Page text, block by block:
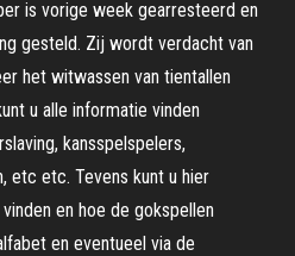
is vorige week gearresteerd en
gesteld. Zij wordt verdacht van
het witwassen van tientallen
u alle informatie vinden
kansspelspelers,
etc etc. Tevens kunt u hier
en hoe de gokspellen
en eventueel via de